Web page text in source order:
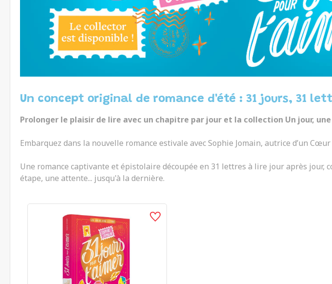
Un concept original de romance d'été : 31 jours, 31
Prolonger le plaisir de lire avec un chapitre par jour et la collection Un jour,
Embarquez dans la nouvelle romance estivale avec Sophie Jomain, autrice d’un
Une romance captivante et épistolaire découpée en 31 lettres à lire jour après jour,
étape, une attente... jusqu'à la dernière.